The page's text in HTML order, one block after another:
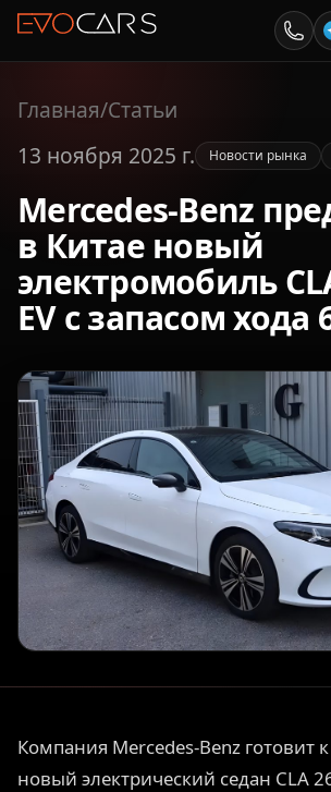
Главная/Статьи
13 ноября 2025 г.
Новости рынка
Mercedes-Benz
в Китае новый
электромобиль
EV с запасом хода
Компания Mercedes-Benz готовит
новый электрический седан CLA